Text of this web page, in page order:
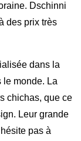
Dschinni
des prix très
dans la
le monde. La
chichas, que ce
Leur grande
pas à